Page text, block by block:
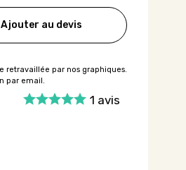
1 avis
Ajouter au devis